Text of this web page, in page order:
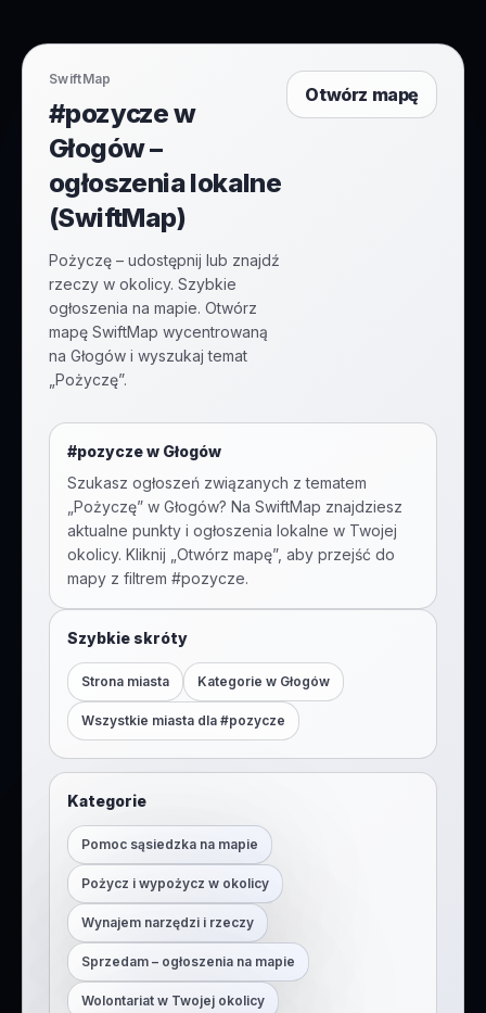
SwiftMap
#pozycze w
Głogów –
ogłoszenia lokalne
(SwiftMap)
Pożyczę – udostępnij lub znajdź
rzeczy w okolicy. Szybkie
ogłoszenia na mapie. Otwórz
mapę SwiftMap wycentrowaną
na Głogów i wyszukaj temat
„Pożyczę”.
Otwórz mapę
#pozyczew Głogów
Szukasz ogłoszeń związanych z tematem
Pożyczę” w Głogów? Na SwiftMap znajdziesz
aktualne punkty i ogłoszenia lokalne w Twojej
okolicy. Kliknij „Otwórz mapę”, aby przejść do
mapy z filtrem #pozycze.
Szybkie skróty
Strona miasta Kategorie w Głogów
Wszystkie miasta dla #pozycze
Kategorie
Pomoc sąsiedzka na mapie
Pożycz i wypożycz w okolicy
Wynajem narzędzi i rzeczy
Sprzedam – ogłoszenia na mapie
Wolontariat w Twojej okolicy